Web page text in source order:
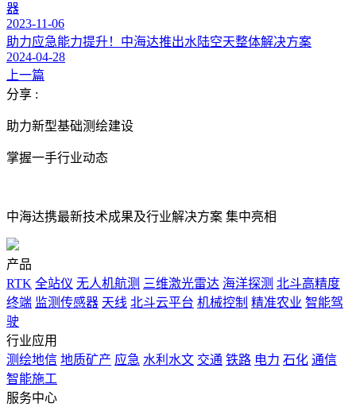
器
2023-11-06
助力应急能力提升！中海达推出水陆空天整体解决方案
2024-04-28
上一篇
分享 :
助力新型基础测绘建设
掌握一手行业动态
中海达携最新技术成果及行业解决方案 集中亮相
产品
RTK 全站仪 无人机航测 三维激光雷达 海洋探测 北斗高精度
终端 监测传感器 天线 北斗云平台 机械控制 精准农业 智能驾
驶
行业应用
测绘地信 地质矿产 应急 水利水文 交通 铁路 电力 石化 通信
智能施工
服务中心